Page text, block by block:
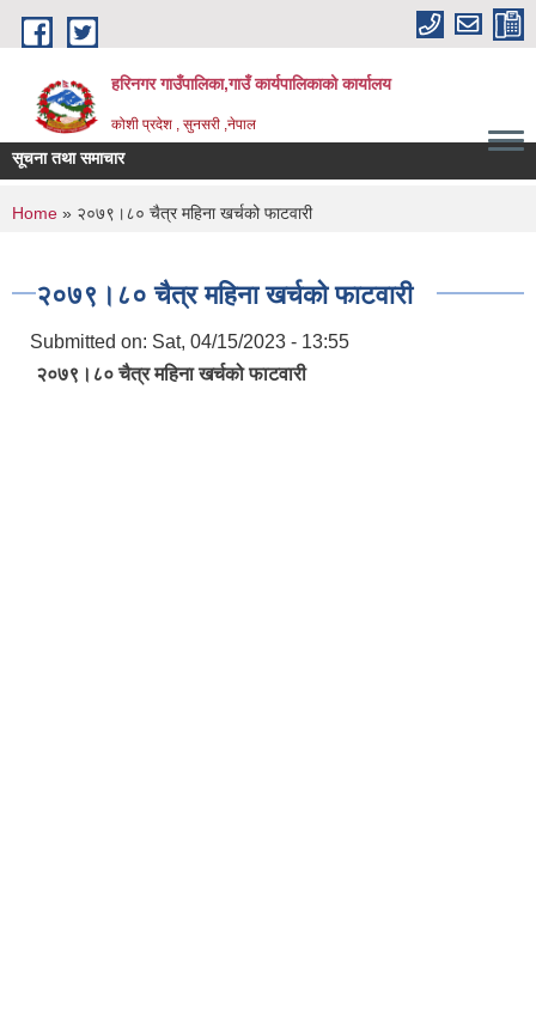
Skip to main content
हरिनगर गाउँपालिका,गाउँ कार्यपालिकाको कार्यालय
कोशी प्रदेश , सुनसरी ,नेपाल
सूचना तथा समाचार
You are here
Home » २०७९।८० चैत्र महिना खर्चको फाटवारी
२०७९।८० चैत्र महिना खर्चको फाटवारी
Submitted on: Sat, 04/15/2023 - 13:55
२०७९।८० चैत्र महिना खर्चको फाटवारी